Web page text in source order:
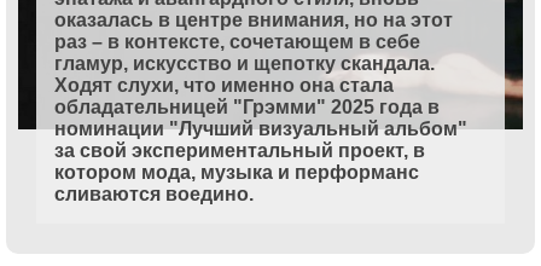
оказалась в центре внимания, но на этот
раз – в контексте, сочетающем в себе
гламур, искусство и щепотку скандала.
Ходят слухи, что именно она стала
обладательницей "Грэмми" 2025 года в
номинации "Лучший визуальный альбом"
за свой экспериментальный проект, в
котором мода, музыка и перформанс
сливаются воедино.